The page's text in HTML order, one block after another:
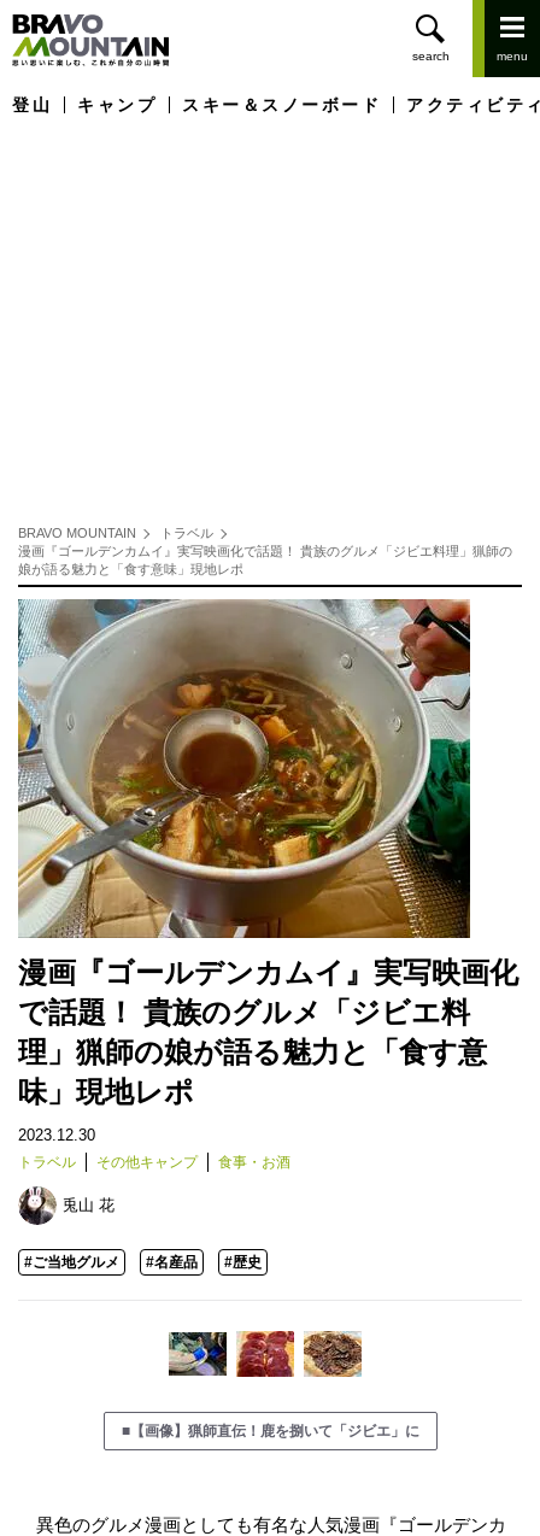
登山 キャンプ スキー＆スノーボード アクティビテ
BRAVO MOUNTAIN
トラベル
漫画『ゴールデンカムイ』実写映画化で話題！ 貴族のグルメ「ジビエ料理」猟師の
娘が語る魅力と「食す意味」現地レポ
漫画『ゴールデンカムイ』実写映画化
で話題！ 貴族のグルメ「ジビエ料
理」猟師の娘が語る魅力と「食す意
味」現地レポ
2023.12.30
トラベル その他キャンプ 食事・お酒
兎山 花
#ご当地グルメ #名産品 #歴史
■【画像】猟師直伝！鹿を捌いて「ジビエ」に
異色のグルメ漫画としても有名な人気漫画『ゴールデンカ